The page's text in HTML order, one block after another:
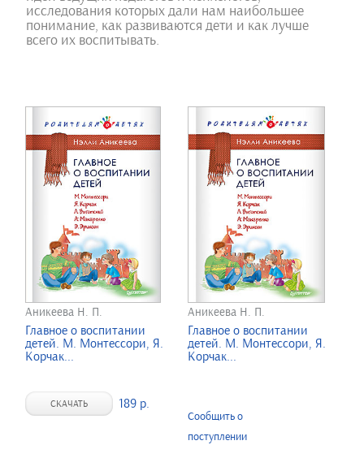
исследования которых дали нам наибольшее
понимание, как развиваются дети и как лучше
всего их воспитывать.
Аникеева Н. П.
Главное о воспитании
детей. М. Монтессори, Я.
Корчак...
СКАЧАТЬ 189 р.
Аникеева Н. П.
Главное о воспитании
детей. М. Монтессори, Я.
Корчак...
Сообщить о
поступлении